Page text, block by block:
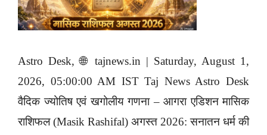
Astro Desk, 🌐 tajnews.in | Saturday, August 1,
2026, 05:00:00 AM IST Taj News Astro Desk
वैदिक ज्योतिष एवं खगोलीय गणना – आगरा एडिशन मासिक
राशिफल (Masik Rashifal) अगस्त 2026: सनातन धर्म की